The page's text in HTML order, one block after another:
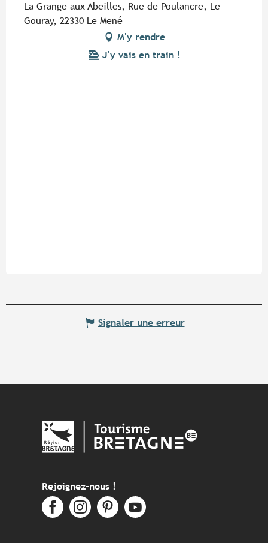
La Grange aux Abeilles, Rue de Poulancre, Le
Gouray, 22330 Le Mené
M'y rendre
J'y vais en train !
Signaler une erreur
Rejoignez-nous !